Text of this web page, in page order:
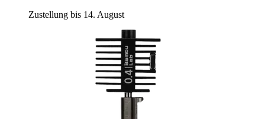
Zustellung bis 14. August